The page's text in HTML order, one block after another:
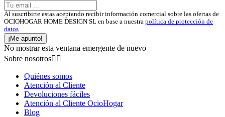
Al suscribirte estas aceptando recibir información comercial sobre las ofertas de
OCIOHOGAR HOME DESIGN SL en base a nuestra política de protección de
datos
¡Me apunto!
No mostrar esta ventana emergente de nuevo
Sobre nosotros 
Quiénes somos
Atención al Cliente
Devoluciones fáciles
Atención al Cliente OcioHogar
Blog